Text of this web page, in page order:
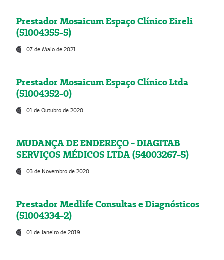
Prestador Mosaicum Espaço Clínico Eireli
(51004355-5)
07 de Maio de 2021
Prestador Mosaicum Espaço Clínico Ltda
(51004352-0)
01 de Outubro de 2020
MUDANÇA DE ENDEREÇO - DIAGITAB
SERVIÇOS MÉDICOS LTDA (54003267-5)
03 de Novembro de 2020
Prestador Medlife Consultas e Diagnósticos
(51004334-2)
01 de Janeiro de 2019